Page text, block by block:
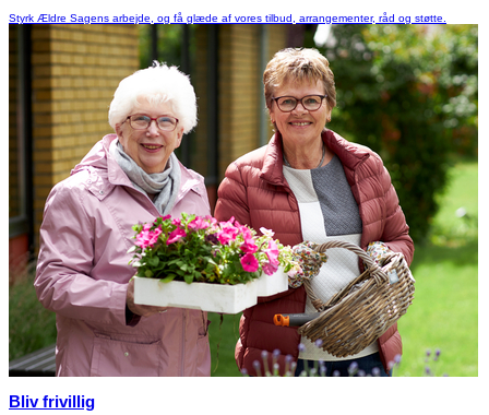
Styrk Ældre Sagens arbejde, og få glæde af vores tilbud, arrangementer, råd og støtte.
Bliv frivillig